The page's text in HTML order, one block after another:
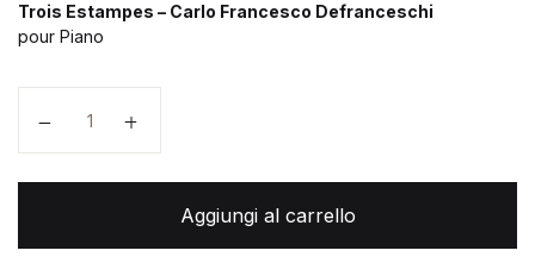
Trois Estampes – Carlo Francesco Defranceschi
pour Piano
Aggiungi al carrello